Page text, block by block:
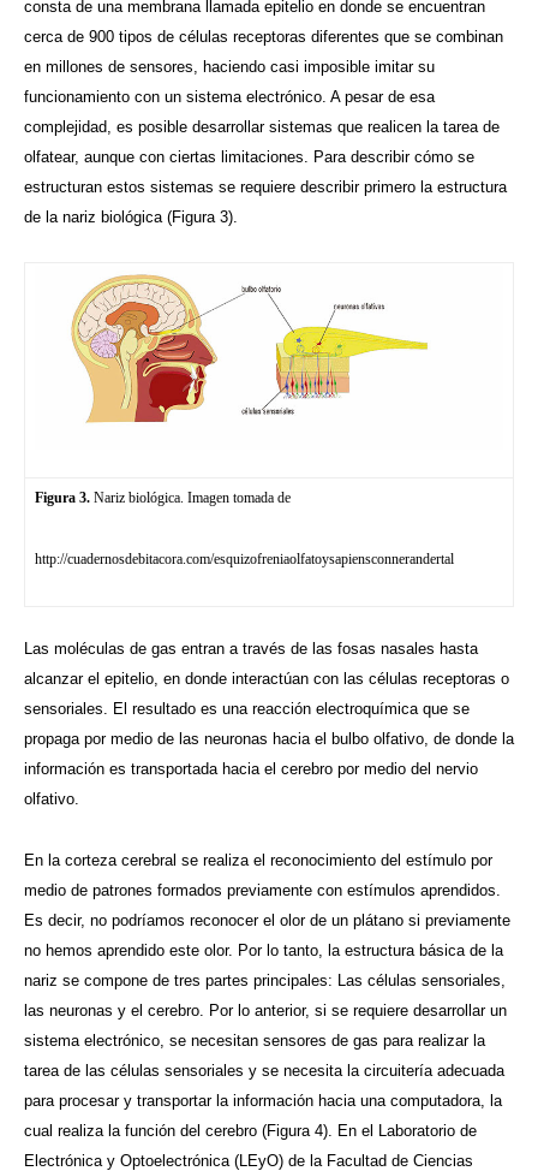
consta de una membrana llamada epitelio en donde se encuentran
cerca de 900 tipos de células receptoras diferentes que se combinan
en millones de sensores, haciendo casi imposible imitar su
funcionamiento con un sistema electrónico. A pesar de esa
complejidad, es posible desarrollar sistemas que realicen la tarea de
olfatear, aunque con ciertas limitaciones. Para describir cómo se
estructuran estos sistemas se requiere describir primero la estructura
de la nariz biológica (Figura 3).
Figura 3. Nariz biológica. Imagen tomada de
http://cuadernosdebitacora.com/esquizofreniaolfatoysapiensconnerandertal
Las moléculas de gas entran a través de las fosas nasales hasta
alcanzar el epitelio, en donde interactúan con las células receptoras o
sensoriales. El resultado es una reacción electroquímica que se
propaga por medio de las neuronas hacia el bulbo olfativo, de donde la
información es transportada hacia el cerebro por medio del nervio
olfativo.
En la corteza cerebral se realiza el reconocimiento del estímulo por
medio de patrones formados previamente con estímulos aprendidos.
Es decir, no podríamos reconocer el olor de un plátano si previamente
no hemos aprendido este olor. Por lo tanto, la estructura básica de la
nariz se compone de tres partes principales: Las células sensoriales,
las neuronas y el cerebro. Por lo anterior, si se requiere desarrollar un
sistema electrónico, se necesitan sensores de gas para realizar la
tarea de las células sensoriales y se necesita la circuitería adecuada
para procesar y transportar la información hacia una computadora, la
cual realiza la función del cerebro (Figura 4). En el Laboratorio de
Electrónica y Optoelectrónica (LEyO) de la Facultad de Ciencias